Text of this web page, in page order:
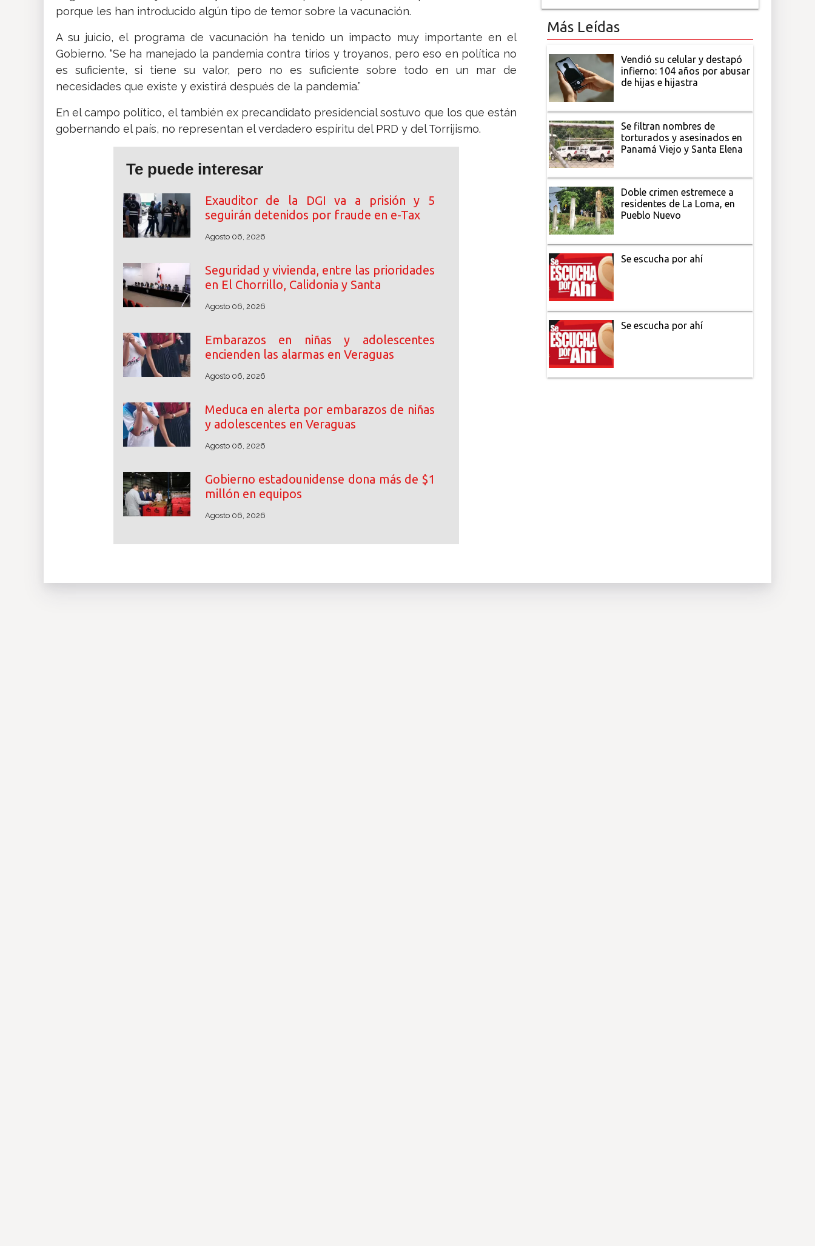
porque les han introducido algún tipo de temor sobre la vacunación.
A su juicio, el programa de vacunación ha tenido un impacto muy importante en el
Gobierno. “Se ha manejado la pandemia contra tirios y troyanos, pero eso en política no
es suficiente, si tiene su valor, pero no es suficiente sobre todo en un mar de
necesidades que existe y existirá después de la pandemia.”
En el campo político, el también ex precandidato presidencial sostuvo que los que están
gobernando el país, no representan el verdadero espíritu del PRD y del Torrijismo.
Te puede interesar
Exauditor de la DGI va a prisión y 5
seguirán detenidos por fraude en e-Tax
Agosto 06, 2026
Seguridad y vivienda, entre las prioridades
en El Chorrillo, Calidonia y Santa
Agosto 06, 2026
Embarazos en niñas y adolescentes
encienden las alarmas en Veraguas
Agosto 06, 2026
Meduca en alerta por embarazos de niñas
y adolescentes en Veraguas
Agosto 06, 2026
Gobierno estadounidense dona más de $1
millón en equipos
Agosto 06, 2026
Más Leídas
Vendió su celular y destapó
infierno: 104 años por abusar
de hijas e hijastra
Se filtran nombres de
torturados y asesinados en
Panamá Viejo y Santa Elena
Doble crimen estremece a
residentes de La Loma, en
Pueblo Nuevo
Se escucha por ahí
Se escucha por ahí